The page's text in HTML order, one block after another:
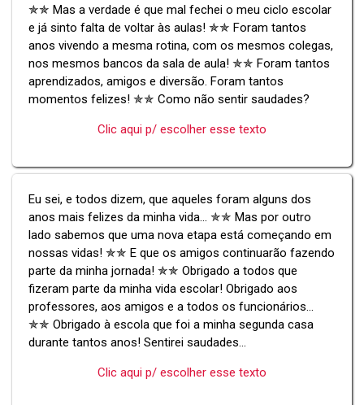
✯✯ Mas a verdade é que mal fechei o meu ciclo escolar
e já sinto falta de voltar às aulas! ✯✯ Foram tantos
anos vivendo a mesma rotina, com os mesmos colegas,
nos mesmos bancos da sala de aula! ✯✯ Foram tantos
aprendizados, amigos e diversão. Foram tantos
momentos felizes! ✯✯ Como não sentir saudades?
Clic aqui p/ escolher esse texto
Eu sei, e todos dizem, que aqueles foram alguns dos
anos mais felizes da minha vida... ✯✯ Mas por outro
lado sabemos que uma nova etapa está começando em
nossas vidas! ✯✯ E que os amigos continuarão fazendo
parte da minha jornada! ✯✯ Obrigado a todos que
fizeram parte da minha vida escolar! Obrigado aos
professores, aos amigos e a todos os funcionários...
✯✯ Obrigado à escola que foi a minha segunda casa
durante tantos anos! Sentirei saudades...
Clic aqui p/ escolher esse texto